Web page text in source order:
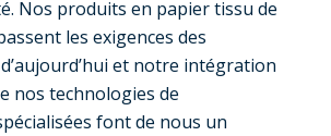
Nos produits en papier tissu de
les exigences des
et notre intégration
nos technologies de
font de nous un